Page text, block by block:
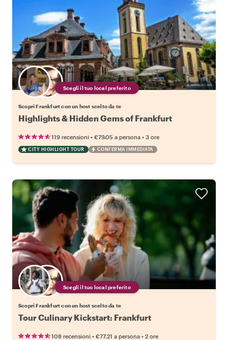
Scegli il tuo local preferito
Scopri Frankfurt con un host scelto da te
Highlights & Hidden Gems of Frankfurt
119 recensioni • €79.05 a persona • 3 ore
CITY HIGHLIGHT TOUR CONFERMA IMMEDIATA
Scegli il tuo local preferito
Scopri Frankfurt con un host scelto da te
Tour Culinary Kickstart: Frankfurt
108 recensioni • €77.21 a persona • 2 ore